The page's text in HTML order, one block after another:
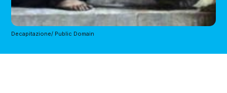
Decapitazione/ Public Domain